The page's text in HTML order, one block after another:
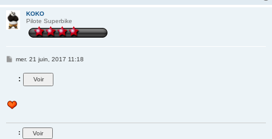
KOKO
Pilote Superbike
M
e
mer. 21 juin, 2017 11:18
:
: